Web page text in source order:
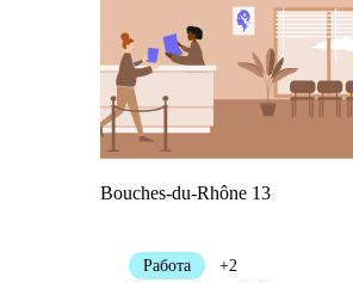
Bouches-du-Rhône 13
Работа
+2